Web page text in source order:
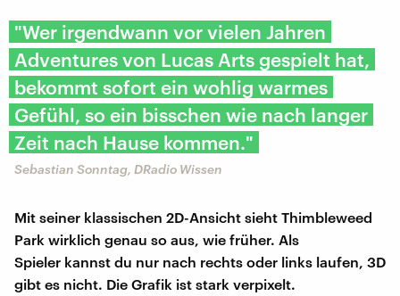
"Wer irgendwann vor vielen Jahren
Adventures von Lucas Arts gespielt hat,
bekommt sofort ein wohlig warmes
Gefühl, so ein bisschen wie nach langer
Zeit nach Hause kommen."
Sebastian Sonntag, DRadio Wissen
Mit seiner klassischen 2D-Ansicht sieht Thimbleweed
Park wirklich genau so aus, wie früher. Als
Spieler kannst du nur nach rechts oder links laufen, 3D
gibt es nicht. Die Grafik ist stark verpixelt.